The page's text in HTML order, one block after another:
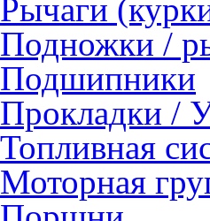
Рычаги
Подножки /
Подшипники
Прокладки /
Топливная
Моторная